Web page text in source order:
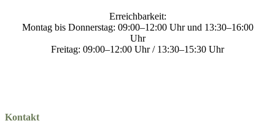
Erreichbarkeit:
Montag bis Donnerstag: 09:00–12:00 Uhr und 13:30–16:00
Uhr
Freitag: 09:00–12:00 Uhr / 13:30–15:30 Uhr
Kontakt